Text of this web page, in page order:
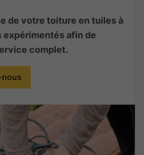
de votre toiture en tuiles à
expérimentés afin de
complet.